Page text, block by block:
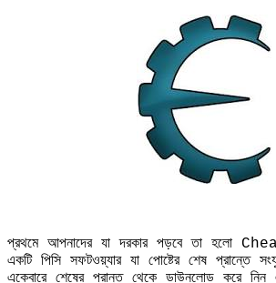
প্রথমে আপনাদের যা দরকার পড়বে তা হলো
একটি পিসি সফটওয়্যার যা পোষ্টের শেষ প্রান্তে
একেবারে শেষের প্রান্ত থেকে ডাউনলোড করে